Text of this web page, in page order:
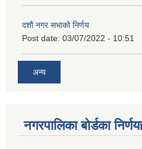
दशौ नगर सभाको निर्णय
Post date: 03/07/2022 - 10:51
अन्य
नगरपालिका बोर्डका